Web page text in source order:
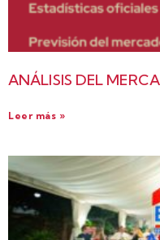
ANÁLISIS DEL
Leer más »